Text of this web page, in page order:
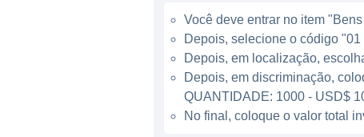
LINHAS DE NEGÓCIO DA
As principais linhas de
patrimoniais. A empresa
prevenção de riscos e a
Você deve entrar no item
Depois, selecione o código
Depois, em localização,
Depois, em discriminação,
QUANTIDADE: 1000 - USD$
No final, coloque o valor total